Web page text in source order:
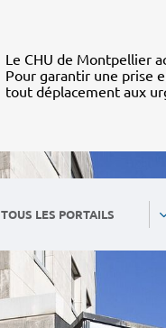
Le CHU de Montpellier
Pour garantir une prise
tout déplacement aux
TOUS LES PORTAILS